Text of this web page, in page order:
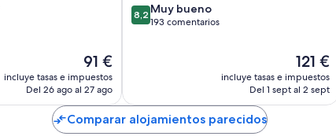
El
precio
actual
de
91 €
91 €
incluye tasas e impuestos
Del 26 ago al 27 ago
Centro
de
8.2
sobre
8,2 Muy bueno
193 comentarios
El
precio
actual
121 €
incluye tasas e impuestos
Del 1 sept al 2 sept
Comparar alojamientos parecidos